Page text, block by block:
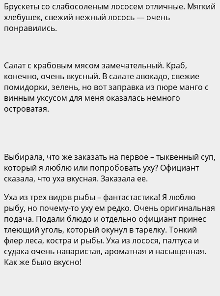
Брускеты со слабосоленым лососем отличные. Мягкий
хлебушек, свежий нежный лосось — очень
понравились.
Салат с крабовым мясом замечательный. Краб,
конечно, очень вкусный. В салате авокадо, свежие
помидорки, зелень, но вот заправка из пюре манго с
винным уксусом для меня оказалась немного
островатая.
Выбирала, что же заказать на первое – тыквенный суп,
который я люблю или попробовать уху? Официант
сказала, что уха вкусная. Заказала ее.
Уха из трех видов рыбы – фантастастика! Я люблю
рыбу, но почему-то уху ем редко. Очень оригинальная
подача. Подали блюдо и отдельно официант принес
тлеющий уголь, который окунул в тарелку. Тонкий
флер леса, костра и рыбы. Уха из лосося, палтуса и
судака очень наваристая, ароматная и насыщенная.
Как же было вкусно!